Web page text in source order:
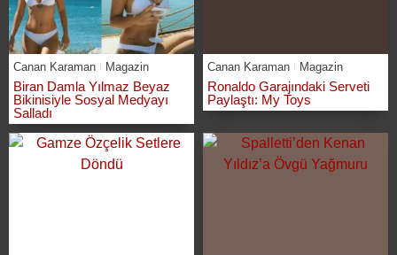
Canan Karaman Magazin
Biran Damla Yılmaz Beyaz
Bikinisiyle Sosyal Medyayı
Salladı
Canan Karaman Magazin
Ronaldo Garajındaki Serveti
Paylaştı: My Toys